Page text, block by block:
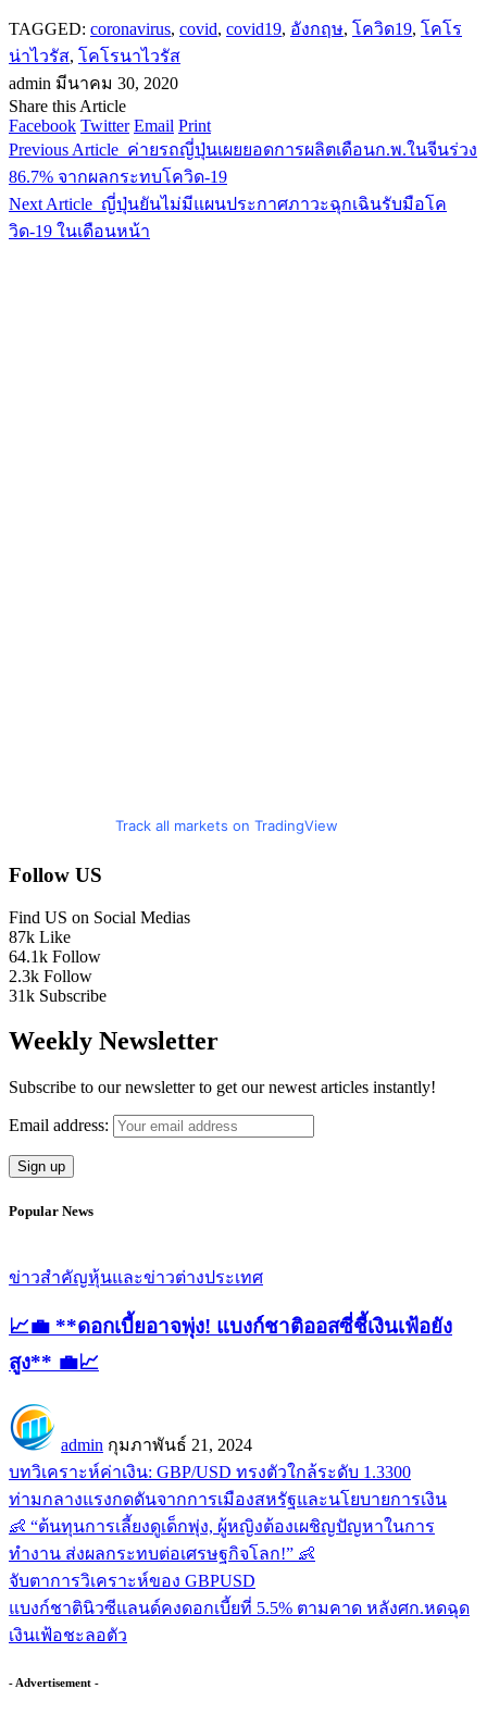
TAGGED: coronavirus, covid, covid19, อังกฤษ, โควิด19, โคโร
น่าไวรัส, โคโรนาไวรัส
admin มีนาคม 30, 2020
Share this Article
Facebook Twitter Email Print
Previous Article ค่ายรถญี่ปุ่นเผยยอดการผลิตเดือนก.พ.ในจีนร่วง
86.7% จากผลกระทบโควิด-19
Next Article ญี่ปุ่นยันไม่มีแผนประกาศภาวะฉุกเฉินรับมือโค
วิด-19 ในเดือนหน้า
Track all markets on TradingView
Follow US
Find US on Social Medias
87k Like
64.1k Follow
2.3k Follow
31k Subscribe
Weekly Newsletter
Subscribe to our newsletter to get our newest articles instantly!
Email address:
Popular News
ข่าวสำคัญหุ้นและข่าวต่างประเทศ
📈💼 **ดอกเบี้ยอาจพุ่ง! แบงก์ชาติออสซี่ชี้เงินเฟ้อยัง
สูง** 💼📈
admin กุมภาพันธ์ 21, 2024
บทวิเคราะห์ค่าเงิน: GBP/USD ทรงตัวใกล้ระดับ 1.3300
ท่ามกลางแรงกดดันจากการเมืองสหรัฐและนโยบายการเงิน
👶 “ต้นทุนการเลี้ยงดูเด็กพุ่ง, ผู้หญิงต้องเผชิญปัญหาในการ
ทำงาน ส่งผลกระทบต่อเศรษฐกิจโลก!” 👶
จับตาการวิเคราะห์ของ GBPUSD
แบงก์ชาตินิวซีแลนด์คงดอกเบี้ยที่ 5.5% ตามคาด หลังศก.หดฉุด
เงินเฟ้อชะลอตัว
- Advertisement -